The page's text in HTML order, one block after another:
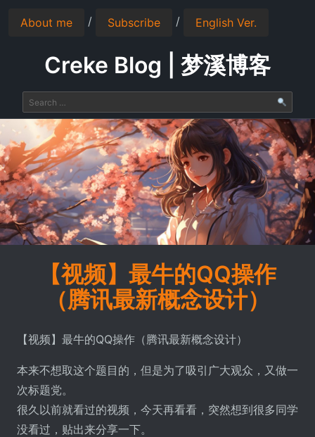
About me / Subscribe / English Ver.
Creke Blog | 梦溪博客
【视频】最牛的QQ操作
（腾讯最新概念设计）
【视频】最牛的QQ操作（腾讯最新概念设计）
本来不想取这个题目的，但是为了吸引广大观众，又做一
次标题党。
很久以前就看过的视频，今天再看看，突然想到很多同学
没看过，贴出来分享一下。